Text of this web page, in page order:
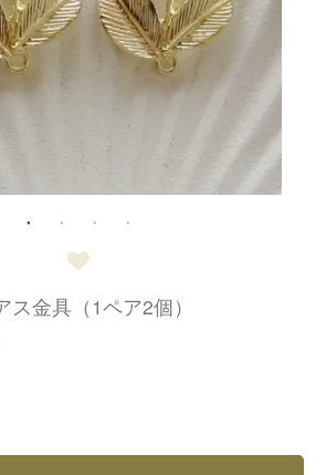
金具（1ペア2個）